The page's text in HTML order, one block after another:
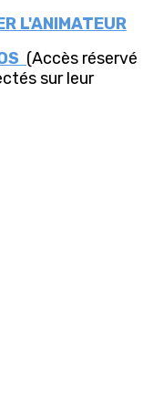
L'ANIMATEUR
(Accès réservé
sur leur